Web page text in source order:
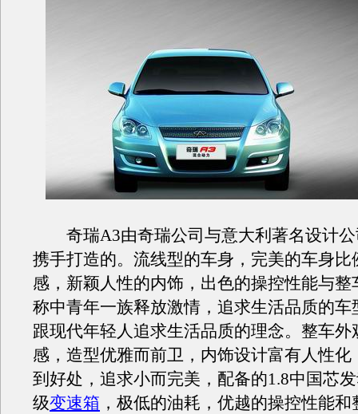
奇瑞A3由奇瑞公司与意大利著名设计公
携手打造的。流线型的车身，完美的车身比
感，新颖人性的内饰，出色的操控性能与整
称中青年一族释放激情，追求生活品质的车
跟现代年轻人追求生活品质的理念。整车外
感，造型优雅而前卫，内饰设计富有人性化
到好处，追求小而完美，配备的1.8中国芯
级变速箱 ，极低的油耗，优越的操控性能